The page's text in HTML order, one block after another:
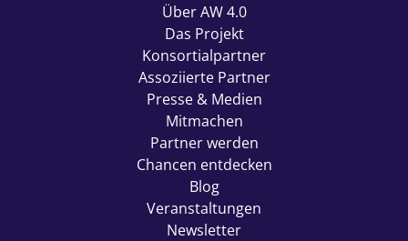
Über AW 4.0
Das Projekt
Konsortialpartner
Assoziierte Partner
Presse & Medien
Mitmachen
Partner werden
Chancen entdecken
Blog
Veranstaltungen
Newsletter